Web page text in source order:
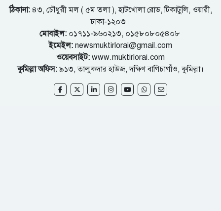
ঠিকানা:৪৩, চৌধুরী মল ( ৫ম তলা ), হাটখোলা রোড, টিকাটুলি, ওয়ারী,
ঢাকা-১২০৩।
মোবাইল:০১৭১১-৯৬০২১৩, ০১৫৮০৮০৫৪০৮
ইমেইল: newsmuktirlorai@gmail.com
ওয়েবসাইট: www.muktirlorai.com
কুমিল্লা অফিস: ৯১৩, তালুকদার হাউজ, দক্ষিণ বাগিচাগাঁও, কুমিল্লা।